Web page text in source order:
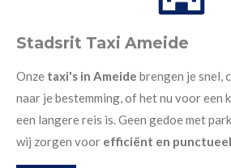
Stadsrit Taxi Ameide
Onze taxi's in Ameide brengen je snel,
naar je bestemming, of het nu voor een
een langere reis is. Geen gedoe met
wij zorgen voor efficiënt en